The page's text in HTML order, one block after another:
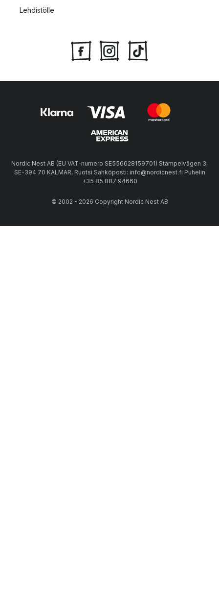
Lehdistölle
Nordic Nest AB (EU VAT-numero SE556628159701) Stämpelvägen 3,
SE-394 70 KALMAR, Ruotsi Sähköposti: info@nordicnest.fi Puhelin
+35 85 887 94660
© 2002 - 2026 Copyright Nordic Nest AB